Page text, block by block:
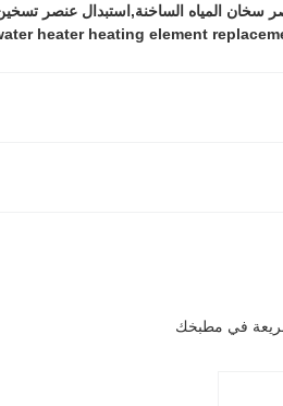
سخان المياه الساخنة,استبدال عنصر
heater heating element